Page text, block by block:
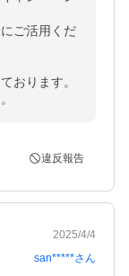
ご活用くだ
おります。
違反報告
2025/4/4
san*****さん